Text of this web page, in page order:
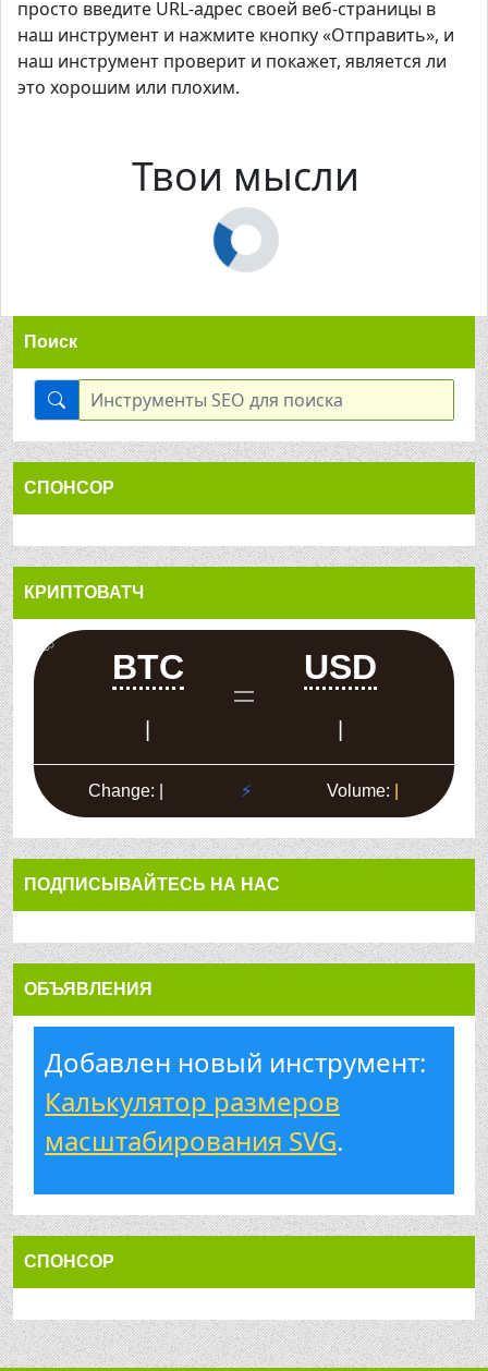
просто введите URL-адрес своей веб-страницы в
наш инструмент и нажмите кнопку «Отправить», и
наш инструмент проверит и покажет, является ли
это хорошим или плохим.
Твои мысли
Поиск
СПОНСОР
КРИПТОВАТЧ
ПОДПИСЫВАЙТЕСЬ НА НАС
ОБЪЯВЛЕНИЯ
Добавлен новый инструмент:
Калькулятор размеров
масштабирования SVG.
СПОНСОР